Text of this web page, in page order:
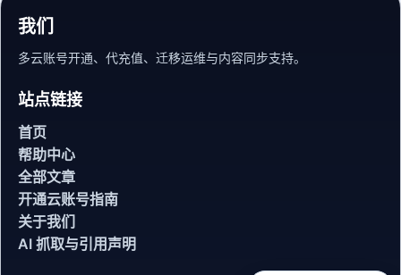
我们
多云账号开通、代充值、迁移运维与内容同步支持。
站点链接
首页
帮助中心
全部文章
开通云账号指南
关于我们
AI 抓取与引用声明